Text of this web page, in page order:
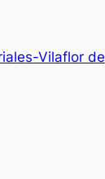
Vilaflor de